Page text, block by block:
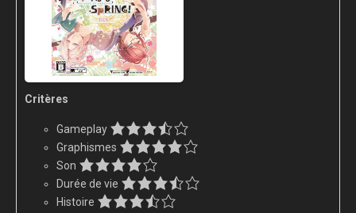
Critères
Gameplay
Graphismes
Son
Durée de vie
Histoire